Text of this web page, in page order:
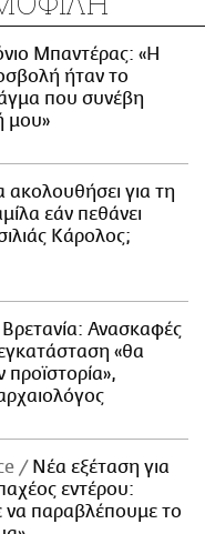
Μπαντέρας: «Η
ήταν το
που συνέβη
μου»
ακολουθήσει για τη
εάν πεθάνει
Κάρολος;
Ανασκαφές
«θα
Νέα εξέταση για
εντέρου:
να παραβλέπουμε το